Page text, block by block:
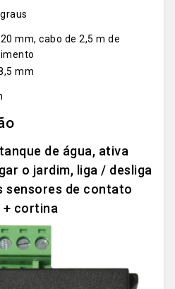
mm, cabo de 2,5 m de
mm
de água, ativa
o jardim, liga / desliga
sensores de contato
+ cortina